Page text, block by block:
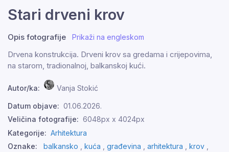
Stari drveni krov
Opis fotografije Prikaži na engleskom
Drvena konstrukcija. Drveni krov sa gredama i crijepovima,
na starom, tradionalnoj, balkanskoj kući.
Autor/ka: Vanja Stokić
Datum objave: 01.06.2026.
Veličina fotografije: 6048px x 4024px
Kategorije: Arhitektura
Oznake:
balkansko kuća građevina arhitektura krov